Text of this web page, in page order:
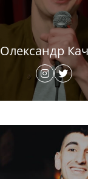
Олександр